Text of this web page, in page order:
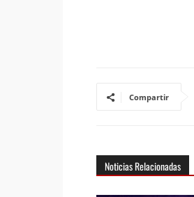
Compartir
Noticias Relacionadas